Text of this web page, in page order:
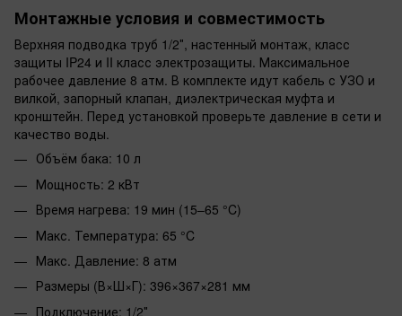
Монтажные условия и совместимость
Верхняя подводка труб 1/2″, настенный монтаж, класс
защиты IP24 и II класс электрозащиты. Максимальное
рабочее давление 8 атм. В комплекте идут кабель с УЗО и
вилкой, запорный клапан, диэлектрическая муфта и
кронштейн. Перед установкой проверьте давление в сети и
качество воды.
Объём бака: 10 л
Мощность: 2 кВт
Время нагрева: 19 мин (15–65 °C)
Макс. Температура: 65 °C
Макс. Давление: 8 атм
Размеры (В×Ш×Г): 396×367×281 мм
Подключение: 1/2″